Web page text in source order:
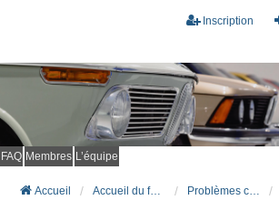
Inscription
FAQ Membres L’équipe
Accueil Accueil du forum Problèmes connus et résolus (FAQ)